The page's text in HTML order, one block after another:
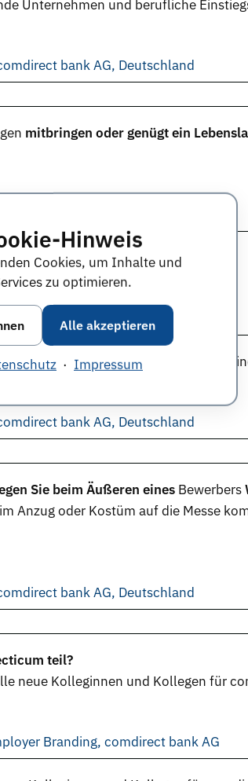
Hinweis
Cookies, um Inhalte und
zu optimieren.
Alle akzeptieren
· Impressum
Unternehmen und berufliche
bank AG, Deutschland
mitbringen oder genügt ein
Branding, comdirect bank AG
comdirect bank AG
Unternehmen für Sie interessant
bank AG, Deutschland
Sie beim Äußeren eines Bewerbers
Anzug oder Kostüm auf die Messe
bank AG, Deutschland
teil?
neue Kolleginnen und Kollegen für
Branding, comdirect bank AG